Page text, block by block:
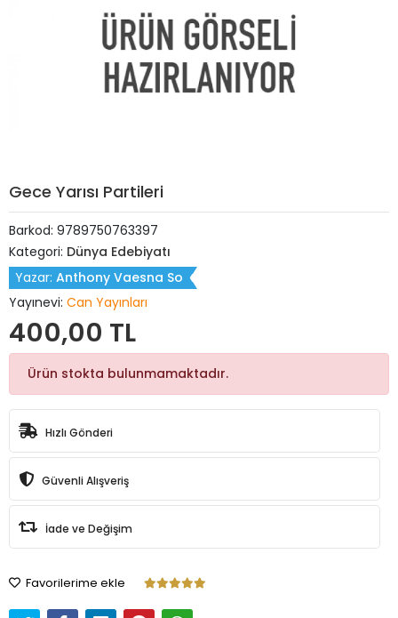
Gece Yarısı Partileri
Barkod: 9789750763397
Kategori: Dünya Edebiyatı
Yazar: Anthony Vaesna So
Yayınevi: Can Yayınları
400,00 TL
Ürün stokta bulunmamaktadır.
Hızlı Gönderi
Güvenli Alışveriş
İade ve Değişim
Favorilerime ekle